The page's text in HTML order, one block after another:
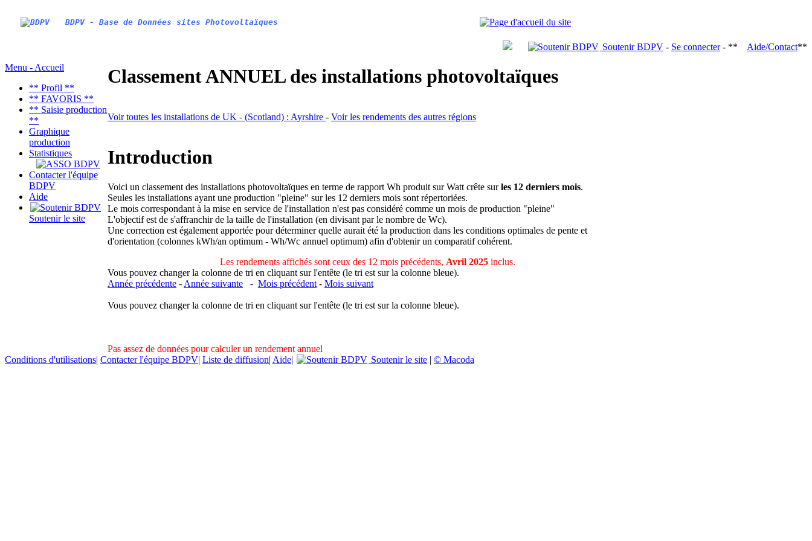
BDPV - Base de Données sites Photovoltaïques
Soutenir BDPV - Se connecter- ** Aide/Contact**
Menu - Accueil
** Profil **
** FAVORIS **
** Saisie production
**
Graphique
production
Statistiques
Contacter l'équipe
BDPV
Aide
Soutenir le site
Classement ANNUEL des installations photovoltaïques
Voir toutes les installations de UK - (Scotland) : Ayrshire - Voir les rendements des autres régions
Introduction
Voici un classement des installations photovoltaïques en terme de rapport Wh produit sur Watt crête surles 12 derniers mois.
Seules les installations ayant une production "pleine" sur les 12 derniers mois sont répertoriées.
Le mois correspondant à la mise en service de l'installation n'est pas considéré comme un mois de production "pleine"
L'objectif est de s'affranchir de la taille de l'installation (en divisant par le nombre de Wc).
Une correction est également apportée pour déterminer quelle aurait été la production dans les conditions optimales de pente et
d'orientation (colonnes kWh/an optimum - Wh/Wc annuel optimum) afin d'obtenir un comparatif cohérent.
Les rendements affichés sont ceux des 12 mois précédents, Avril 2025inclus.
Vous pouvez changer la colonne de tri en cliquant sur l'entête (le tri est sur la colonne bleue).
Année précédente - Année suivante - Mois précédent - Mois suivant
Vous pouvez changer la colonne de tri en cliquant sur l'entête (le tri est sur la colonne bleue).
Pas assez de données pour calculer un rendement annuel
Conditions d'utilisations| Contacter l'équipe BDPV| Liste de diffusion| Aide| Soutenir le site | © Macoda